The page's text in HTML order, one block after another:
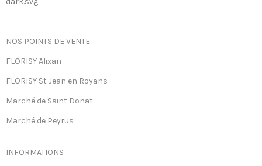
NOS POINTS DE VENTE
FLORISY Alixan
FLORISY St Jean en Royans
Marché de Saint Donat
Marché de Peyrus
INFORMATIONS